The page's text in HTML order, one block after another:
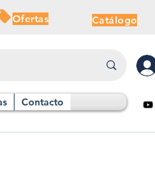
Ofertas Catálogo
Contacto